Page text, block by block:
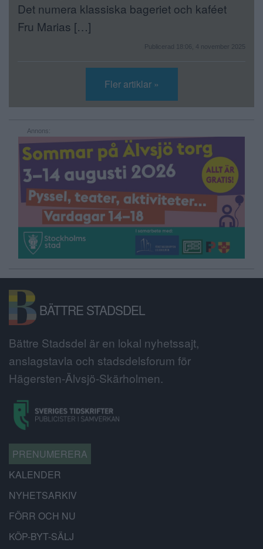
Det numera klassiska bageriet och kaféet
Fru Marias […]
Publicerad 18:06, 4 november 2025
Fler artiklar »
Annons:
BÄTTRE STADSDEL
Bättre Stadsdel är en lokal nyhetssajt,
anslagstavla och stadsdelsforum för
Hägersten-Älvsjö-Skärholmen.
PRENUMERERA
KALENDER
NYHETSARKIV
FÖRR OCH NU
KÖP-BYT-SÄLJ